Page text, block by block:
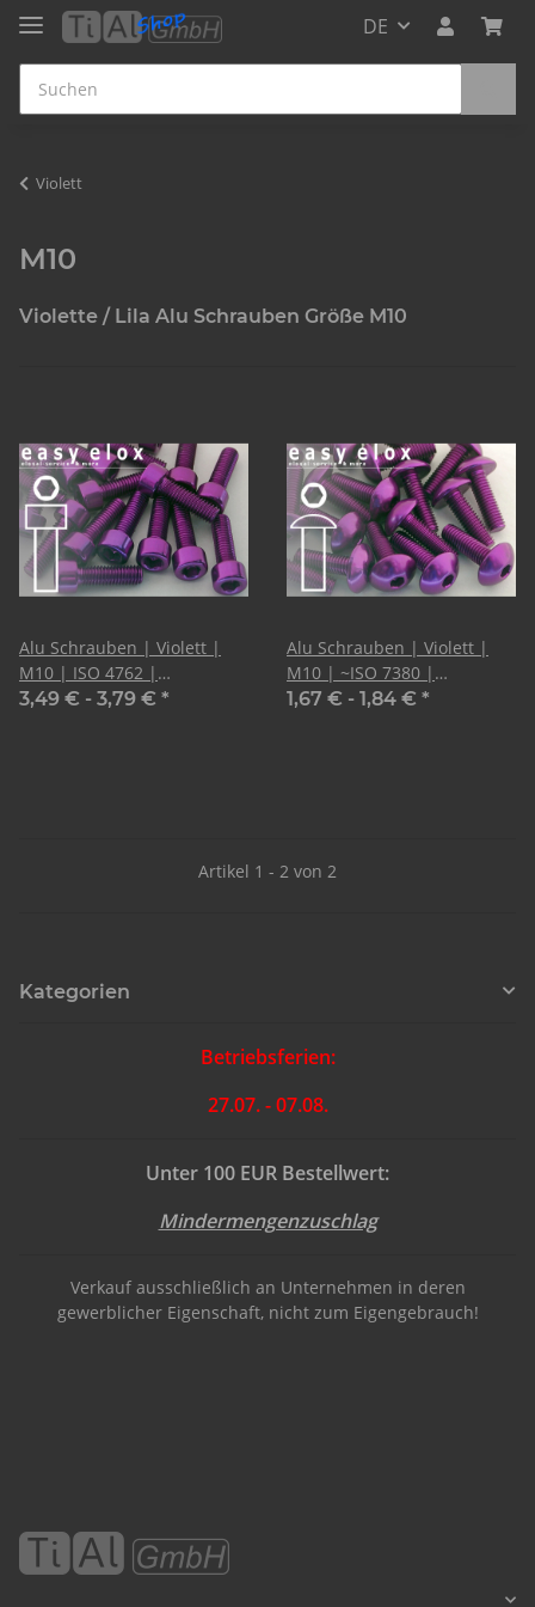
DE
Violett
M10
Violette / Lila Alu Schrauben Größe M10
Alu Schrauben | Violett |
M10 | ISO 4762 |
Zylinderkopf
3,49 € - 3,79 € *
Alu Schrauben | Violett |
M10 | ~ISO 7380 |
Linsenkopf
1,67 € - 1,84 € *
Artikel 1 - 2 von 2
Kategorien
Betriebsferien:
27.07. - 07.08.
Unter 100 EUR Bestellwert:
Mindermengenzuschlag
Verkauf ausschließlich an Unternehmen in deren
gewerblicher Eigenschaft, nicht zum Eigengebrauch!